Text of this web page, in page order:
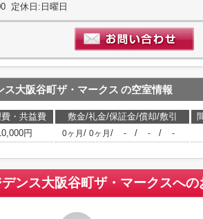
定休日:日曜日
ス大阪谷町ザ・マークス の空室情報
・共益費 敷金/礼金/保証金/償却/敷引
円 0ヶ月 / 0ヶ月 / - / - / -
ンス大阪谷町ザ・マークスへの